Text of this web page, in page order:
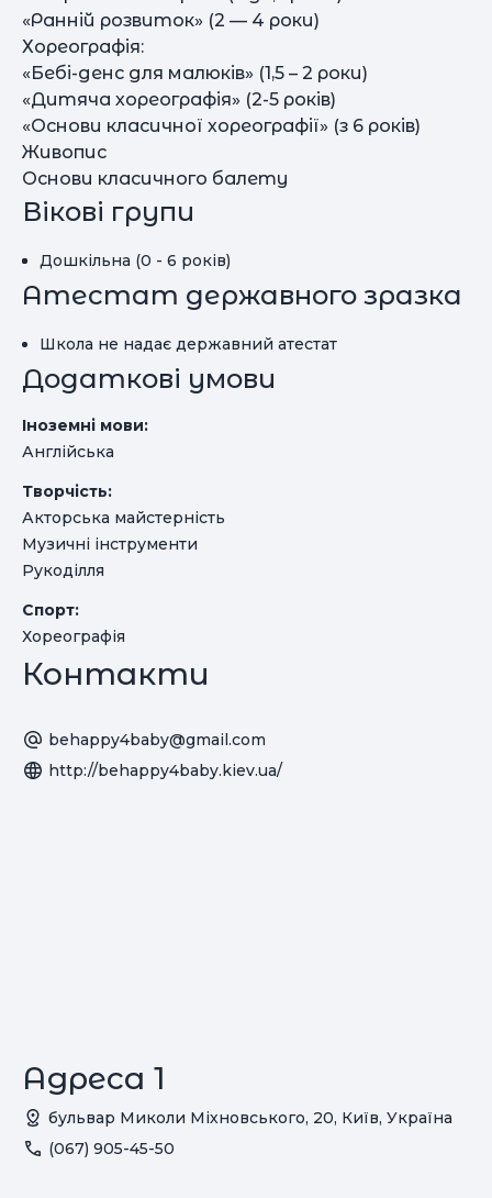
«Ранній розвиток» (2 — 4 роки)
Хореографія:
«Бебі-денс для малюків» (1,5 – 2 роки)
«Дитяча хореографія» (2-5 років)
«Основи класичної хореографії» (з 6 років)
Живопис
Основи класичного балету
Вікові групи
Дошкільна (0 - 6 років)
Атестат державного зразка
Школа не надає державний атестат
Додаткові умови
Іноземні мови:
Англійська
Творчість:
Акторська майстерність
Музичні інструменти
Рукоділля
Спорт:
Хореографія
Контакти
behappy4baby@gmail.com
http://behappy4baby.kiev.ua/
Адреса 1
бульвар Миколи Міхновського, 20, Київ, Україна
(067) 905-45-50